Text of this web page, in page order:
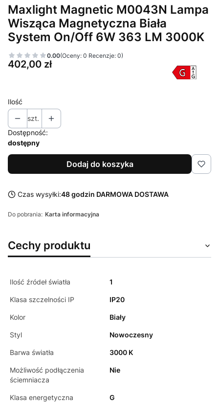
Maxlight Magnetic M0043N Lampa
Wisząca Magnetyczna Biała
System On/Off 6W 363 LM 3000K
0.00(Oceny: 0 Recenzje: 0)
Cena
402,00 zł
Ilość
szt.
Dostępność:
dostępny
Dodaj do koszyka
Czas wysyłki:48 godzin DARMOWA DOSTAWA
Do pobrania: Karta informacyjna
Cechy produktu
Ilość źródeł światła 1
Klasa szczelności IP IP20
Kolor Biały
Styl Nowoczesny
Barwa światła 3000 K
Możliwość podłączenia
ściemniacza
Nie
Klasa energetyczna G